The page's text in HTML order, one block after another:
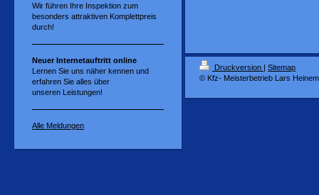
Wir führen Ihre Inspektion zum
besonders attraktiven Komplettpreis
durch!
Neuer Internetauftritt online
Lernen Sie uns näher kennen und
erfahren Sie alles über
unseren Leistungen!
Alle Meldungen
Druckversion | Sitemap
© Kfz- Meisterbetrieb Lars